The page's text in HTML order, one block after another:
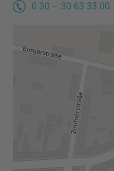
0 30 – 30 63 33 00